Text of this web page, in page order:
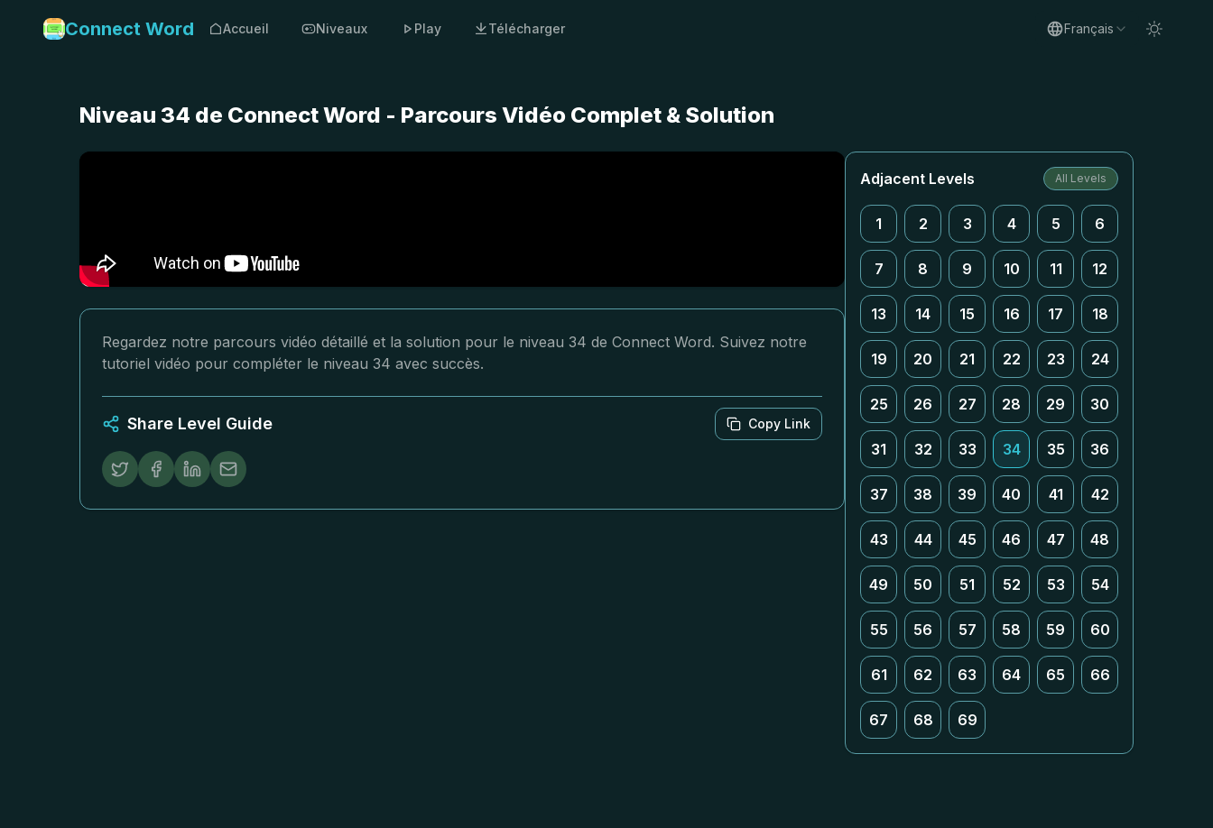
Connect Word Accueil Niveaux Play Télécharger Français
Niveau 34 de Connect Word - Parcours Vidéo Complet & Solution
Regardez notre parcours vidéo détaillé et la solution pour le niveau 34 de Connect Word. Suivez notre
tutoriel vidéo pour compléter le niveau 34 avec succès.
Share Level Guide Copy Link
Adjacent Levels All Levels
1 2 3 4 5 6
7 8 9 10 11 12
13 14 15 16 17 18
19 20 21 22 23 24
25 26 27 28 29 30
31 32 33 34 35 36
37 38 39 40 41 42
43 44 45 46 47 48
49 50 51 52 53 54
55 56 57 58 59 60
61 62 63 64 65 66
67 68 69